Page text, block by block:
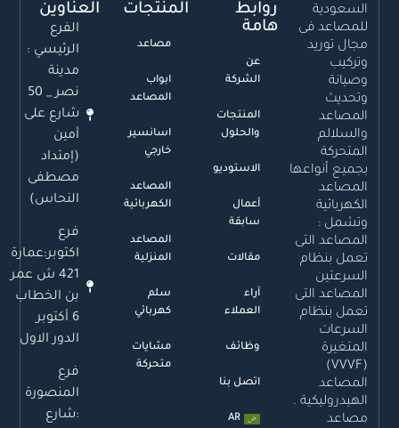
السعودية
للمصاعد فى
مجال توريد
وتركيب
وصيانة
وتحديث
المصاعد
والسلالم
المتحركة
بجميع أنواعها
المصاعد
الكهربائية
وتشمل :
المصاعد التى
تعمل بنظام
السرعتين
المصاعد التى
تعمل بنظام
السرعات
المتغيرة
(VVVF)
المصاعد
الهيدروليكية .
مصاعد
روابط
هامة
عن
الشركة
المنتجات
والحلول
الاستوديو
أعمال
سابقة
مقالات
آراء
العملاء
وظائف
اتصل بنا
AR
المنتجات
مصاعد
ابواب
المصاعد
اسانسير
خارجي
المصاعد
الكهربائية
المصاعد
المنزلية
سلم
كهربائي
مشايات
متحركة
العناوين
الفرع
الرئيسي :
مدينة
نصر _ 50
شارع على
أمين
(إمتداد
مصطفى
النحاس)
فرع
اكتوبر:عمارة
421 ش عمر
بن الخطاب
6 أكتوبر
الدور الاول
فرع
المنصورة
:شارع